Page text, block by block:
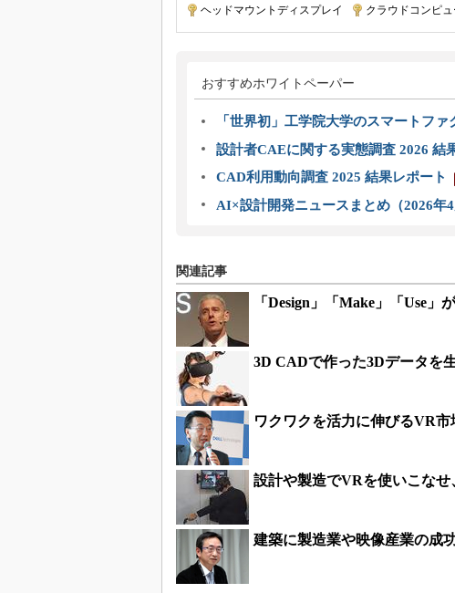
ヘッドマウントディスプレイ クラウドコンピ
おすすめホワイトペーパー
「世界初」工学院大学のスマートフ
設計者CAEに関する実態調査 2026 結
CAD利用動向調査 2025 結果レポート
AI×設計開発ニュースまとめ（2026年4
関連記事
「Design」「Make」「Use
3D CADで作った3Dデータを
ワクワクを活力に伸びるVR
設計や製造でVRを使いこな
建築に製造業や映像産業の成